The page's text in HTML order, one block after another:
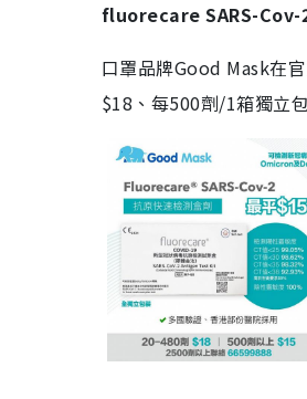
fluorecare SARS-Cov-
口罩品牌Good Mask在
$18、每500劑/1箱獨立